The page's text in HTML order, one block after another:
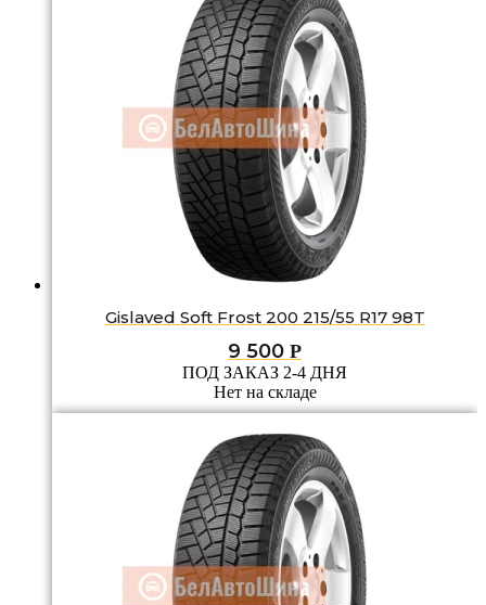
Gislaved Soft Frost 200 215/55 R17 98T
9 500 Р
ПОД ЗАКАЗ 2-4 ДНЯ
Нет на складе